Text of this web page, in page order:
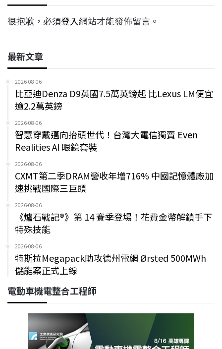
很抱歉，必須登入網站才能發佈留言。
最新文章
2026-08-06
比亞迪Denza D9英國7.5萬英鎊起 比Lexus LM便宜
逾2.2萬英鎊
2026-08-06
智慧穿戴邁向抬頭世代！台灣大電信獨賣 Even
Realities AI 眼鏡套裝
2026-08-06
CXMT第二季DRAM營收年增716% 中國記憶體廠加
速挑戰國際三巨頭
2026-08-06
《爐石戰記®》第 14 賽季登場！花費金幣解鎖手下
特殊技能
2026-08-06
特斯拉Megapack助攻德州電網 Ørsted 500MWh
儲能案正式上線
電動車機電整合工程師